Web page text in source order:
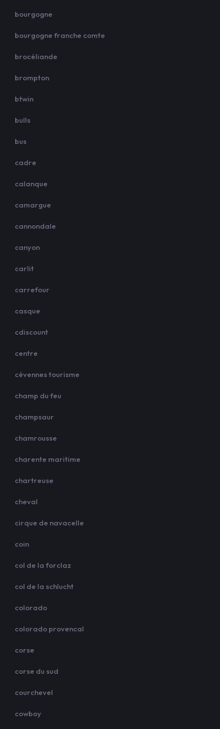
bourgogne
bourgogne franche comte
brocéliande
brompton
btwin
bulls
bus
cadre
calanque
camargue
cannondale
canyon
carlit
carrefour
casque
cdiscount
centre
cévennes tourisme
champ du feu
champsaur
chamrousse
charente maritime
chartreuse
cheval
cirque de navacelle
coin
col de la forclaz
col de la schlucht
colorado
colorado provencal
corse
corse du sud
courchevel
cowboy